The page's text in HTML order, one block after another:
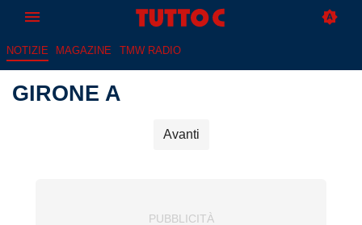
NOTIZIE MAGAZINE TMW RADIO
GIRONE A
Avanti